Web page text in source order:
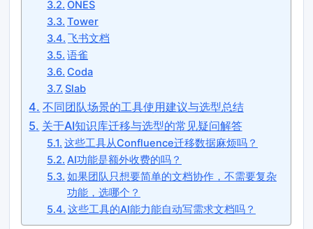
ONES
Tower
飞书文档
语雀
Coda
Slab
不同团队场景的工具使用建议与选型总结
关于AI知识库迁移与选型的常见疑问解答
这些工具从Confluence迁移数据麻烦吗？
AI功能是额外收费的吗？
如果团队只想要简单的文档协作，不需要复杂
功能，选哪个？
这些工具的AI能力能自动写需求文档吗？